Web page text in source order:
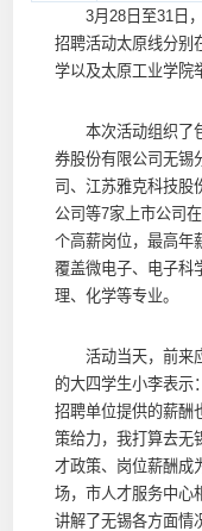
3月28日至31日，“
招聘活动太原线分别
学以及太原工业学院
本次活动组织了包
券股份有限公司无锡
司、江苏雅克科技股
公司等7家上市公司
个高薪岗位，最高年
覆盖微电子、电子科
理、化学等专业。
活动当天，前来应
的大四学生小李表示
招聘单位提供的薪酬
策给力，我打算去无
才政策、岗位薪酬成
场，市人才服务中心
讲解了无锡各方面情